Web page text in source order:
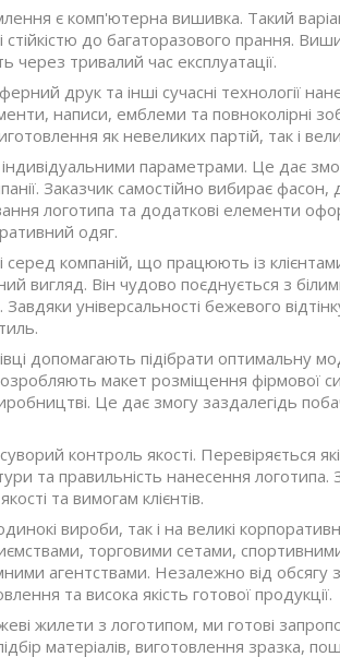
є комп'ютерна вишивка. Такий
стійкістю до багаторазового прання.
через тривалий час експлуатації.
друк та інші сучасні технології
написи, емблеми та повноколірні
як невеликих партій, так і
параметрами. Це дає
Заказчик самостійно вибирає фасон,
логотипа та додаткові елементи
одяг.
компаній, що працюють із
вигляд. Він чудово поєднується з
універсальності бежевого
допомагають підібрати оптимальну
макет розміщення фірмової
Це дає змогу заздалегідь
контроль якості. Перевіряється
та правильність нанесення
та вимогам клієнтів.
вироби, так і на великі
торговими сетами,
агентствами. Незалежно від обсягу
та висока якість готової продукції.
жилети з логотипом, ми готові
матеріалів, виготовлення зразка,